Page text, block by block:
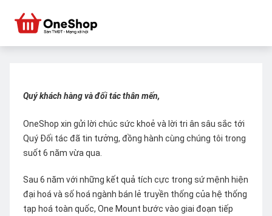
Quý khách hàng và đối tác thân mến,
OneShop xin gửi lời chúc sức khoẻ và lời tri ân sâu sắc tới
Quý Đối tác đã tin tưởng, đồng hành cùng chúng tôi trong
suốt 6 năm vừa qua.
Sau 6 năm với những kết quả tích cực trong sứ mệnh hiện
đại hoá và số hoá ngành bán lẻ truyền thống của hệ thống
tạp hoá toàn quốc, One Mount bước vào giai đoạn tiếp